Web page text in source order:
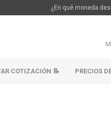
¿En qué moneda
COTIZACIÓN 📝 PRECIOS